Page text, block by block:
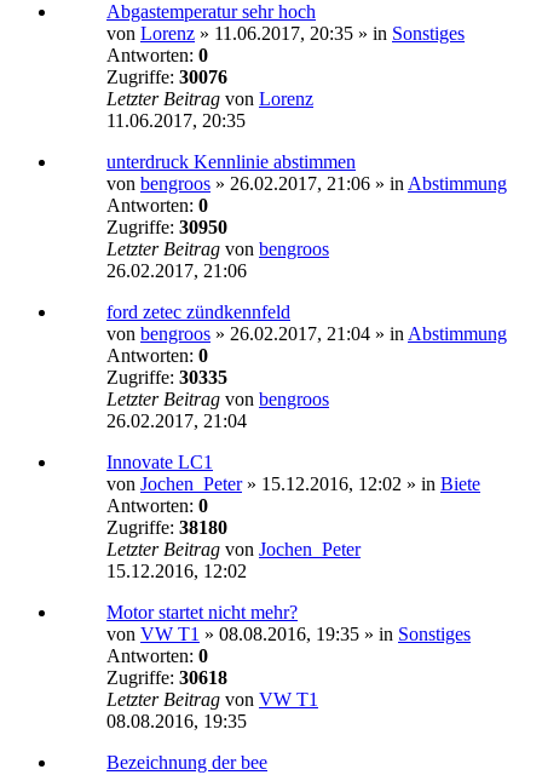
Abgastemperatur sehr hoch
von Lorenz » 11.06.2017, 20:35 » in Sonstiges
Antworten: 0
Zugriffe: 30076
Letzter Beitrag von Lorenz
11.06.2017, 20:35
unterdruck Kennlinie abstimmen
von bengroos » 26.02.2017, 21:06 » in Abstimmung
Antworten: 0
Zugriffe: 30950
Letzter Beitrag von bengroos
26.02.2017, 21:06
ford zetec zündkennfeld
von bengroos » 26.02.2017, 21:04 » in Abstimmung
Antworten: 0
Zugriffe: 30335
Letzter Beitrag von bengroos
26.02.2017, 21:04
Innovate LC1
von Jochen_Peter» 15.12.2016, 12:02 » in Biete
Antworten: 0
Zugriffe: 38180
Letzter Beitrag von Jochen_Peter
15.12.2016, 12:02
Motor startet nicht mehr?
von VW T1 » 08.08.2016, 19:35 » in Sonstiges
Antworten: 0
Zugriffe: 30618
Letzter Beitrag von VW T1
08.08.2016, 19:35
Bezeichnung der bee